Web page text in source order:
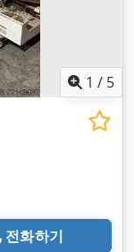
1 / 5
전화하기